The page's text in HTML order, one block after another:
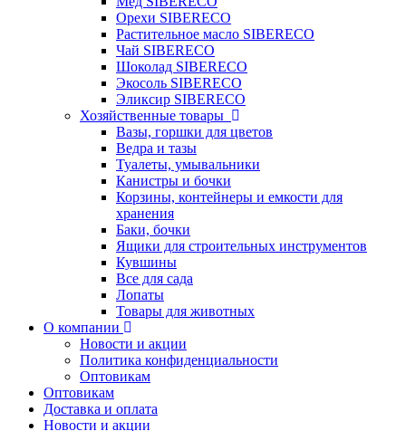
Орехи SIBERECO
Растительное масло SIBERECO
Чай SIBERECO
Шоколад SIBERECO
Экосоль SIBERECO
Эликсир SIBERECO
Хозяйственные товары
Вазы, горшки для цветов
Ведра и тазы
Туалеты, умывальники
Канистры и бочки
Корзины, контейнеры и емкости для
хранения
Баки, бочки
Ящики для строительных инструментов
Кувшины
Все для сада
Лопаты
Товары для животных
О компании
Новости и акции
Политика конфиденциальности
Оптовикам
Оптовикам
Доставка и оплата
Новости и акции